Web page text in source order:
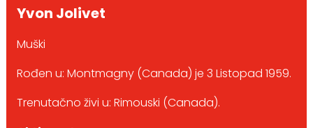
Yvon Jolivet
Muški
Rođen u: Montmagny (Canada) je 3 Listopad 1959.
Trenutačno živi u: Rimouski (Canada).